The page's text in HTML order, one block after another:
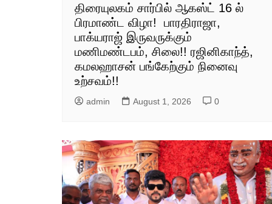
திரையுலகம் சார்பில் ஆகஸ்ட் 16 ல்
பிரமாண்ட விழா! பாரதிராஜா,
பாக்யராஜ் இருவருக்கும்
மணிமண்டபம், சிலை!! ரஜினிகாந்த்,
கமலஹாசன் பங்கேற்கும் நினைவு
உற்சவம்!!
admin August 1, 2026 0